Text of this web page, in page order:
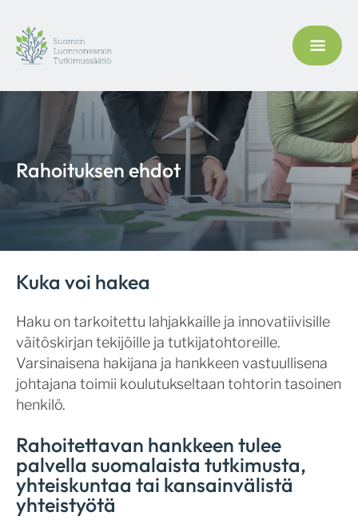
Rahoituksen ehdot
Kuka voi hakea
Haku on tarkoitettu lahjakkaille ja innovatiivisille
väitöskirjan tekijöille ja tutkijatohtoreille.
Varsinaisena hakijana ja hankkeen vastuullisena
johtajana toimii koulutukseltaan tohtorin tasoinen
henkilö.
Rahoitettavan hankkeen tulee
palvella suomalaista tutkimusta,
yhteiskuntaa tai kansainvälistä
yhteistyötä